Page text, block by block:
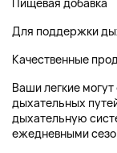
Для поддержки
Качественные
Ваши легкие
дыхательных
дыхательную
ежедневными